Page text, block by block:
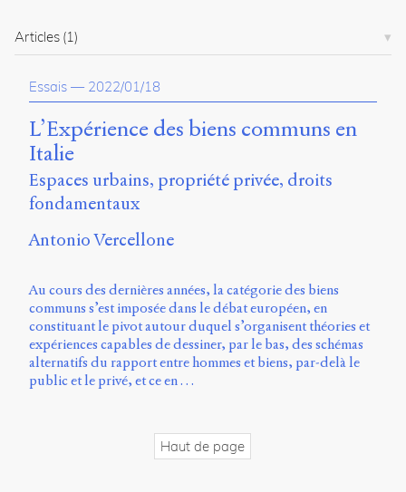
Présentation
Publier
À
propos
du
site
Archipel
En
ligne
Mastodon
Université
de
Sherbrooke
Campus
de
Articles (1)
Essais — 2022/01/18
L’Expérience des biens communs en
Italie
Espaces urbains, propriété privée, droits
fondamentaux
Antonio Vercellone
Au cours des dernières années, la catégorie des biens
communs s’est imposée dans le débat européen, en
constituant le pivot autour duquel s’organisent théories et
expériences capables de dessiner, par le bas, des schémas
alternatifs du rapport entre hommes et biens, par-delà le
public et le privé, et ce en …
Haut de page